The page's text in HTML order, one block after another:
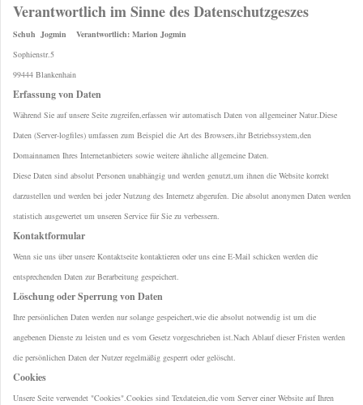
Verantwortlich im Sinne des Datenschutzgeszes
Schuh Jogmin Verantwortlich: Marion Jogmin
Sophienstr.5
99444 Blankenhain
Erfassung von Daten
Während Sie auf unsere Seite zugreifen,erfassen wir automatisch Daten von allgemeiner Natur.Diese
Daten (Server-logfiles) umfassen zum Beispiel die Art des Browsers,ihr Betriebssystem,den
Domainnamen Ihres Internetanbieters sowie weitere ähnliche allgemeine Daten.
Diese Daten sind absolut Personen unabhängig und werden genutzt,um ihnen die Website korrekt
darzustellen und werden bei jeder Nutzung des Internetz abgerufen. Die absolut anonymen Daten werden
statistich ausgewertet um unseren Service für Sie zu verbessern.
Kontaktformular
Wenn sie uns über unsere Kontaktseite kontaktieren oder uns eine E-Mail schicken werden die
entsprechenden Daten zur Berarbeitung gespeichert.
Löschung oder Sperrung von Daten
Ihre persönlichen Daten werden nur solange gespeichert,wie die absolut notwendig ist um die
angebenen Dienste zu leisten und es vom Gesetz vorgeschrieben ist.Nach Ablauf dieser Fristen werden
die persönlichen Daten der Nutzer regelmäßig gesperrt oder gelöscht.
Cookies
Unsere Seite verwendet "Cookies".Cookies sind Texdateien,die vom Server einer Website auf Ihren